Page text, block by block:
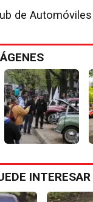
de
INTERESAR